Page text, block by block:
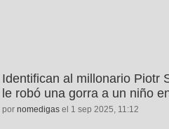
Identifican al millonario Piotr
le robó una gorra a un niño
por nomedigas el 1 sep 2025, 11:12